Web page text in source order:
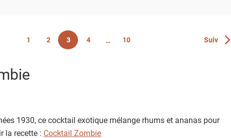
la page 3Page
1 Page
2 Page
3 Page
4 Page
10 SuivPage
1930, ce cocktail exotique mélange rhums et ananas pour
la recette : Cocktail Zombie